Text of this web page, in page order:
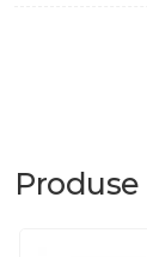
Produse